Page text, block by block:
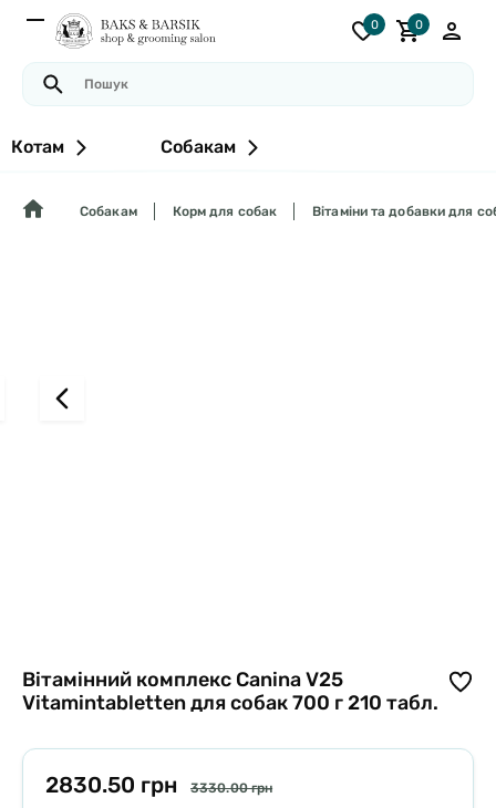
0 0
Котам Собакам
Собакам Корм для собак Вітаміни та добавки для
Вітамінний комплекс Canina V25
Vitamintabletten для собак 700 г 210 табл.
2830.50 грн
3330.00 грн